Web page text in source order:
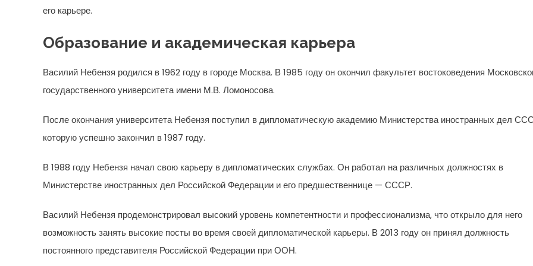
его карьере.
Образование и академическая карьера
Василий Небензя родился в 1962 году в городе Москва. В 1985 году он окончил факультет востоковедения
государственного университета имени М.В. Ломоносова.
После окончания университета Небензя поступил в дипломатическую академию Министерства иностранных дел
которую успешно закончил в 1987 году.
В 1988 году Небензя начал свою карьеру в дипломатических службах. Он работал на различных должностях в
Министерстве иностранных дел Российской Федерации и его предшественнице — СССР.
Василий Небензя продемонстрировал высокий уровень компетентности и профессионализма, что открыло для него
возможность занять высокие посты во время своей дипломатической карьеры. В 2013 году он принял должность
постоянного представителя Российской Федерации при ООН.